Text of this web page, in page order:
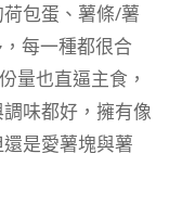
包蛋、薯條/薯
每一種都很合
量也直逼主食，
味都好，擁有像
是愛薯塊與薯